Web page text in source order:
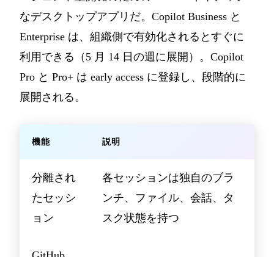
なデスクトップアプリだ。Copilot Business と
Enterprise は、組織側で有効化されるとすぐに
利用できる（5 月 14 日の週に展開）。Copilot
Pro と Pro+ は early access に登録し、段階的に
展開される。
機能 説明
分離され
たセッシ
ョン
各セッションは独自のブラ
ンチ、ファイル、会話、タ
スク状態を持つ